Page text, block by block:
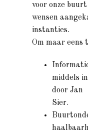
voor onze
wensen
instanties.
Om maar eens
middels
door Jan
Sier.